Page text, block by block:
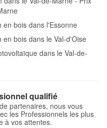
en bois dans l'Essonne
en bois dans le Val-d'Oise
dans le Val-de-
qualifié
partenaires, nous vous
les Professionnels les plus
à vos attentes.